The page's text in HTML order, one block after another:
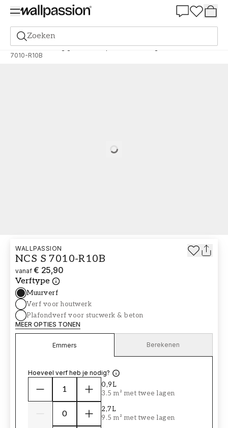
Zoeken
Verf Bestelling gebaseerd op NCS Bestelling door NCS
7010-R10B
Loading…
WALLPASSION
NCS S 7010-R10B
vanaf € 25,90
Verftype
Muurverf
Verf voor houtwerk
Plafondverf voor stucwerk & beton
MEER OPTIES TONEN
Emmers Berekenen
Hoeveel verf heb je nodig?
0,9L
3.5 m² met twee lagen
2,7L
9.5 m² met twee lagen